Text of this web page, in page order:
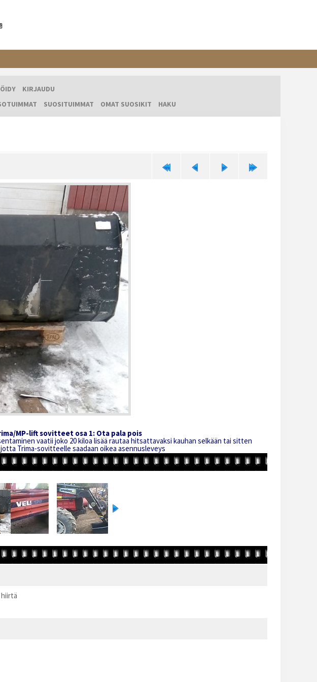
KIRJAUDU
SUOSITUIMMAT OMAT SUOSIKIT HAKU
MP-lift sovitteet osa 1: Ota pala pois
vaatii joko 20 kiloa lisää rautaa hitsattavaksi kauhan selkään tai sitten
Trima-sovitteelle saadaan oikea asennusleveys